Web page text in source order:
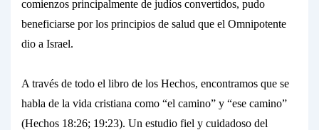
comienzos principalmente de judíos convertidos, pudo
beneficiarse por los principios de salud que el Omnipotente
dio a Israel.
A través de todo el libro de los Hechos, encontramos que se
habla de la vida cristiana como “el camino” y “ese camino”
(Hechos 18:26; 19:23). Un estudio fiel y cuidadoso del